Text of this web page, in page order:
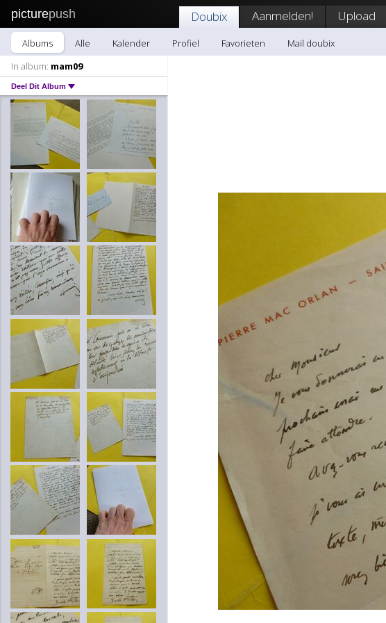
picturepush Doubix Aanmelden! Upload
Albums Alle Kalender Profiel Favorieten
Mail doubix
In album: mam09
Deel Dit Album